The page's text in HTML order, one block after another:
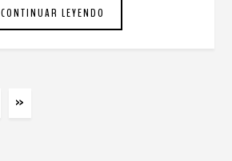
CONTINUAR LEYENDO
»